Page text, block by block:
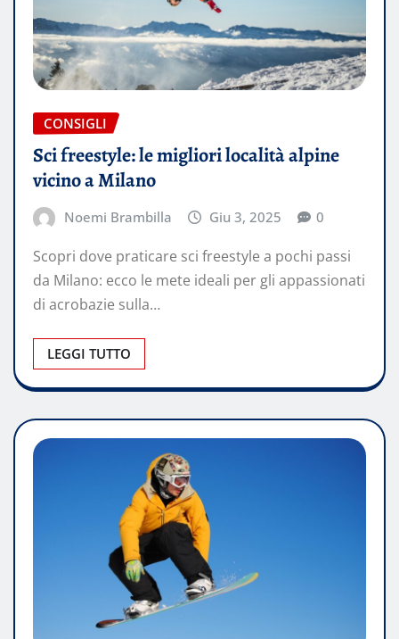
CONSIGLI
Sci freestyle: le migliori località alpine
vicino a Milano
Noemi Brambilla Giu 3, 2025 0
Scopri dove praticare sci freestyle a pochi passi
da Milano: ecco le mete ideali per gli appassionati
di acrobazie sulla…
LEGGI TUTTO